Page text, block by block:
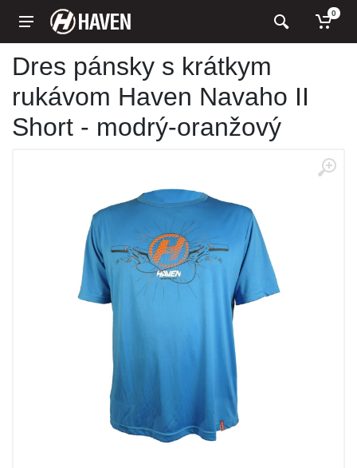
0
Dres pánsky s krátkym
rukávom Haven Navaho II
Short - modrý-oranžový